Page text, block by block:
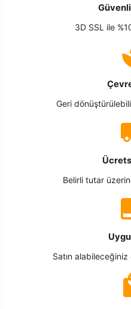
3D SSL ile
Geri
Belirli tutar
Satın alabileceğiniz